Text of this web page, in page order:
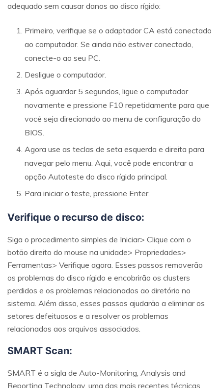
adequado sem causar danos ao disco rígido:
Primeiro, verifique se o adaptador CA está conectado
ao computador. Se ainda não estiver conectado,
conecte-o ao seu PC.
Desligue o computador.
Após aguardar 5 segundos, ligue o computador
novamente e pressione F10 repetidamente para que
você seja direcionado ao menu de configuração do
BIOS.
Agora use as teclas de seta esquerda e direita para
navegar pelo menu. Aqui, você pode encontrar a
opção Autoteste do disco rígido principal.
Para iniciar o teste, pressione Enter.
Verifique o recurso de disco:
Siga o procedimento simples de Iniciar> Clique com o
botão direito do mouse na unidade> Propriedades>
Ferramentas> Verifique agora. Esses passos removerão
os problemas do disco rígido e encobrirão os clusters
perdidos e os problemas relacionados ao diretório no
sistema. Além disso, esses passos ajudarão a eliminar os
setores defeituosos e a resolver os problemas
relacionados aos arquivos associados.
SMART Scan:
SMART é a sigla de Auto-Monitoring, Analysis and
Reporting Technology, uma das mais recentes técnicas